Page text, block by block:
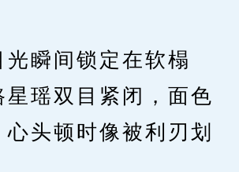
瞬间锁定在软榻
星瑶双目紧闭，面色
头顿时像被利刃划